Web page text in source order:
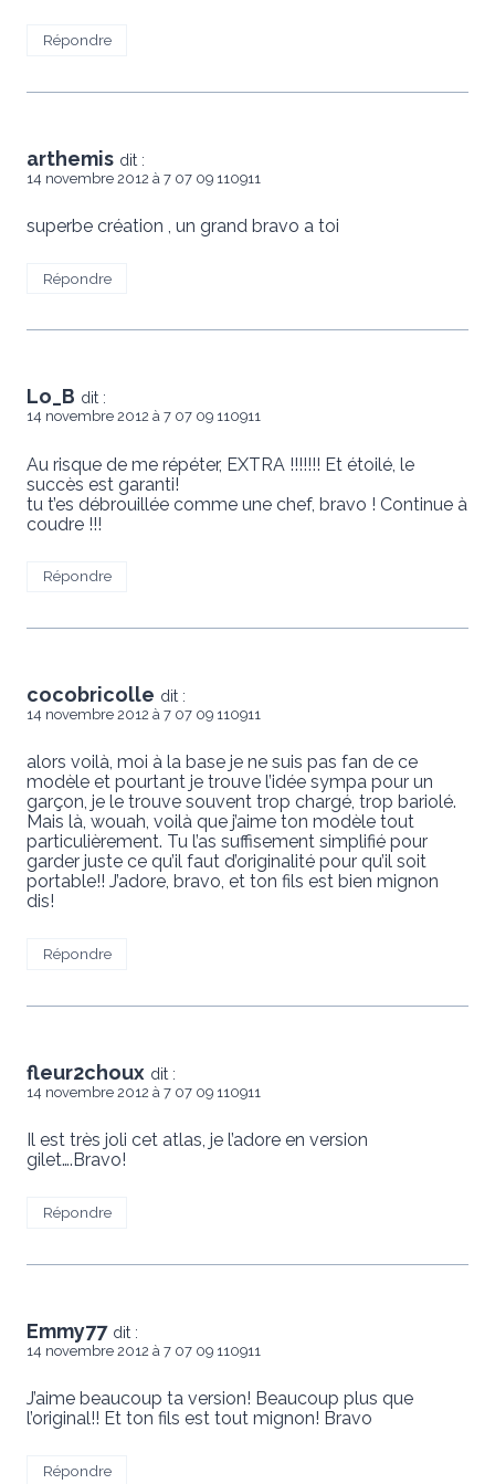
Répondre
arthemis dit :
14 novembre 2012 à 7 07 09 110911
superbe création , un grand bravo a toi
Répondre
Lo_B dit :
14 novembre 2012 à 7 07 09 110911
Au risque de me répéter, EXTRA !!!!!!! Et étoilé, le
succès est garanti!
tu t’es débrouillée comme une chef, bravo ! Continue à
coudre !!!
Répondre
cocobricolle dit :
14 novembre 2012 à 7 07 09 110911
alors voilà, moi à la base je ne suis pas fan de ce
modèle et pourtant je trouve l’idée sympa pour un
garçon, je le trouve souvent trop chargé, trop bariolé.
Mais là, wouah, voilà que j’aime ton modèle tout
particulièrement. Tu l’as suffisement simplifié pour
garder juste ce qu’il faut d’originalité pour qu’il soit
portable!! J’adore, bravo, et ton fils est bien mignon
dis!
Répondre
fleur2choux dit :
14 novembre 2012 à 7 07 09 110911
Il est très joli cet atlas, je l’adore en version
gilet….Bravo!
Répondre
Emmy77 dit :
14 novembre 2012 à 7 07 09 110911
J’aime beaucoup ta version! Beaucoup plus que
l’original!! Et ton fils est tout mignon! Bravo
Répondre